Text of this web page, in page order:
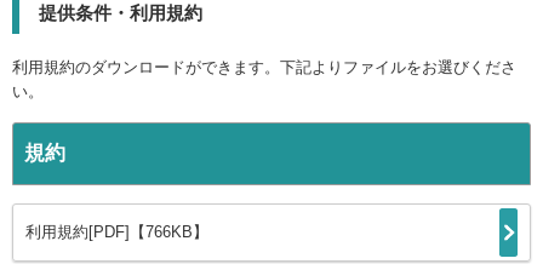
提供条件・利用規約
利用規約のダウンロードができます。下記よりファイルをお選びくださ
い。
規約
利用規約[PDF]【766KB】